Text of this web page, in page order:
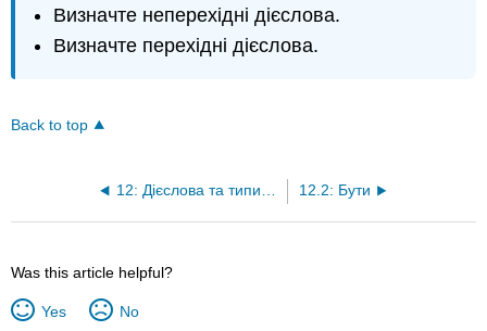
Визначте неперехідні дієслова.
Визначте перехідні дієслова.
Back to top
12: Дієслова та типи речень 12.2: Бути
Was this article helpful?
Yes No